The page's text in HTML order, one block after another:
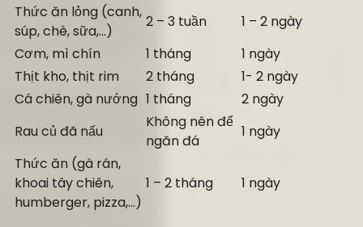
Thức ăn lỏng (canh,
súp, chè, sữa,…)
2 – 3 tuần
1 – 2 ngày
Cơm, mì chín
1 tháng
1 ngày
Thịt kho, thịt rim
2 tháng
1- 2 ngày
Cá chiên, gà nướng 1 tháng
2 ngày
Rau củ đã nấu
Không nên để
ngăn đá
1 ngày
Thức ăn (gà rán,
khoai tây chiên,
humberger, pizza,…)
1 – 2 tháng 1 ngày